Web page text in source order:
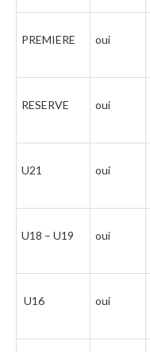
PREMIERE oui
RESERVE oui
U21 oui
U18 – U19 oui
U16 oui